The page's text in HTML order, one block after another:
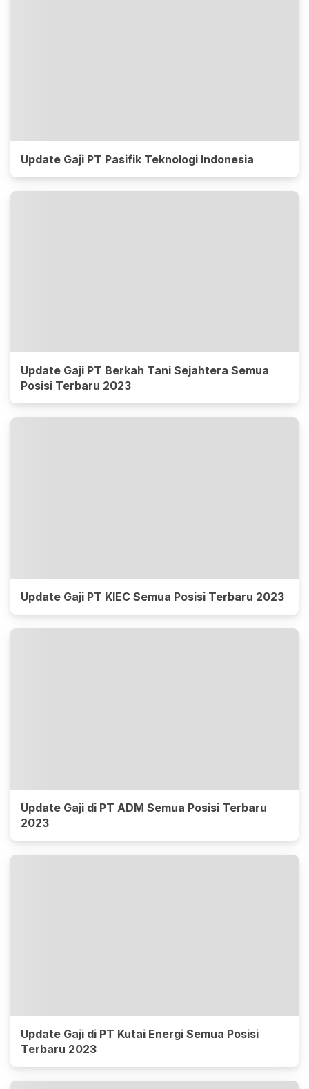
Update Gaji PT Pasifik Teknologi Indonesia
Update Gaji PT Berkah Tani Sejahtera Semua
Posisi Terbaru 2023
Update Gaji PT KIEC Semua Posisi Terbaru 2023
Update Gaji di PT ADM Semua Posisi Terbaru
2023
Update Gaji di PT Kutai Energi Semua Posisi
Terbaru 2023